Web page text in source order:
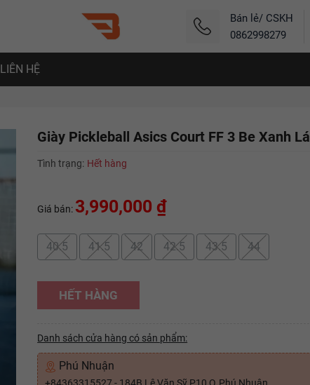
Bán lẻ/ CSKH
0862998279
LIÊN HỆ
Giày Pickleball Asics Court FF 3 Be Xanh Lá
Tình trạng: Hết hàng
Giá bán: 3,990,000 ₫
40.5 41.5 42 42.5 43.5 44
HẾT HÀNG
Danh sách cửa hàng có sản phẩm:
Phú Nhuận